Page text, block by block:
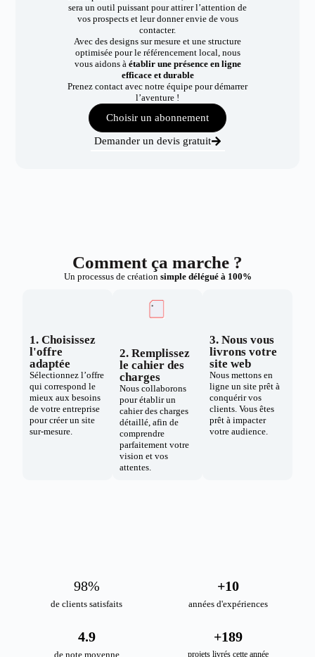
sera un outil puissant pour attirer l’attention de
vos prospects et leur donner envie de vous
contacter.
Avec des designs sur mesure et une structure
optimisée pour le référencement local, nous
vous aidons à établir une présence en ligne
efficace et durable
Prenez contact avec notre équipe pour démarrer
l’aventure !
Choisir un abonnement
Demander un devis gratuit
Comment ça marche ?
Un processus de création simple délégué à 100%
1. Choisissez
l'offre
adaptée
Sélectionnez l’offre
qui correspond le
mieux aux besoins
de votre entreprise
pour créer un site
sur-mesure.
2. Remplissez
le cahier des
charges
Nous collaborons
pour établir un
cahier des charges
détaillé, afin de
comprendre
parfaitement votre
vision et vos
attentes.
3. Nous vous
livrons votre
site web
Nous mettons en
ligne un site prêt à
conquérir vos
clients. Vous êtes
prêt à impacter
votre audience.
de clients satisfaits
98%
années d'expériences
+10
de note moyenne
4.9
projets livrés cette année
+189